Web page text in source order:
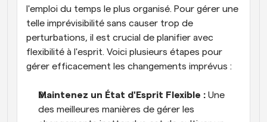
l'emploi du temps le plus organisé. Pour gérer une
telle imprévisibilité sans causer trop de
perturbations, il est crucial de planifier avec
flexibilité à l'esprit. Voici plusieurs étapes pour
gérer efficacement les changements imprévus :
Maintenez un État d'Esprit Flexible : Une
des meilleures manières de gérer les